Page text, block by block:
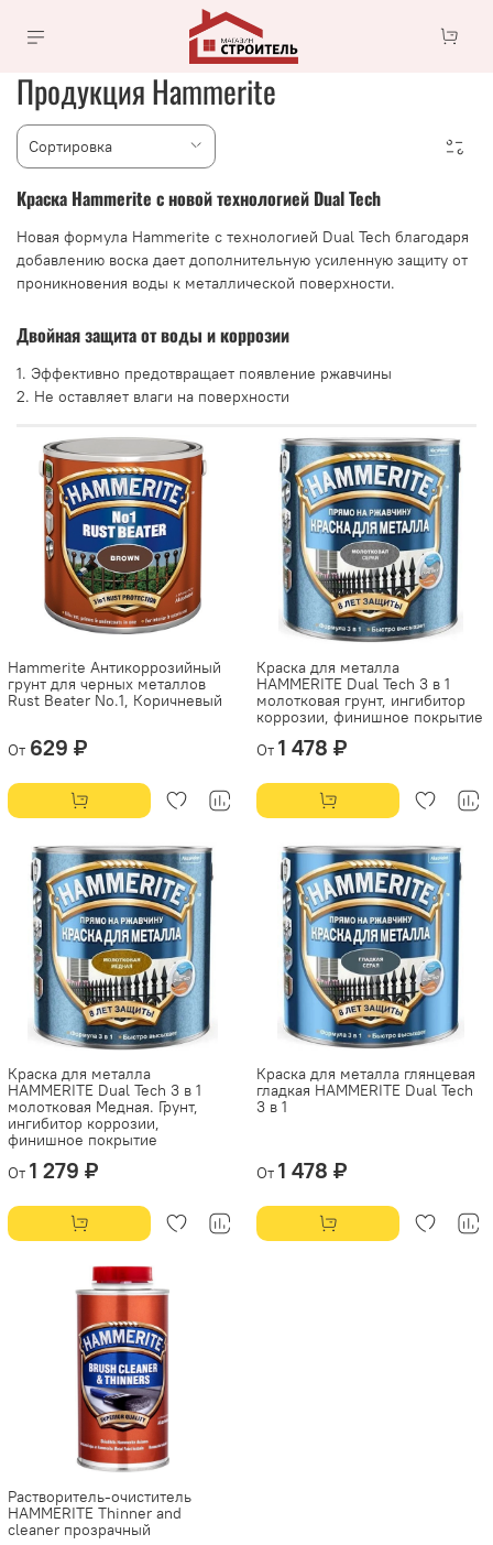
Продукция Hammerite
Краска Hammerite с новой технологией Dual Tech
Новая формула Hammerite c технологией Dual Tech благодаря
добавлению воска дает дополнительную усиленную защиту от
проникновения воды к металлической поверхности.
Двойная защита от воды и коррозии
1. Эффективно предотвращает появление ржавчины
2. Не оставляет влаги на поверхности
Hammerite Антикоррозийный
грунт для черных металлов
Rust Beater No.1, Коричневый
От 629 ₽
Краска для металла
HAMMERITE Dual Tech 3 в 1
молотковая грунт, ингибитор
коррозии, финишное покрытие
От 1 478 ₽
Краска для металла
HAMMERITE Dual Tech 3 в 1
молотковая Медная. Грунт,
ингибитор коррозии,
финишное покрытие
От 1 279 ₽
Краска для металла глянцевая
гладкая HAMMERITE Dual Tech
3 в 1
От 1 478 ₽
Растворитель-очиститель
HAMMERITE Thinner and
cleaner прозрачный